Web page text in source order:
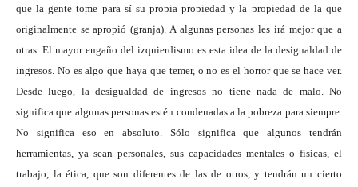
que la gente tome para sí su propia propiedad y la propiedad de la que
originalmente se apropió (granja). A algunas personas les irá mejor que a
otras. El mayor engaño del izquierdismo es esta idea de la desigualdad de
ingresos. No es algo que haya que temer, o no es el horror que se hace ver.
Desde luego, la desigualdad de ingresos no tiene nada de malo. No
significa que algunas personas estén condenadas a la pobreza para siempre.
No significa eso en absoluto. Sólo significa que algunos tendrán
herramientas, ya sean personales, sus capacidades mentales o físicas, el
trabajo, la ética, que son diferentes de las de otros, y tendrán un cierto